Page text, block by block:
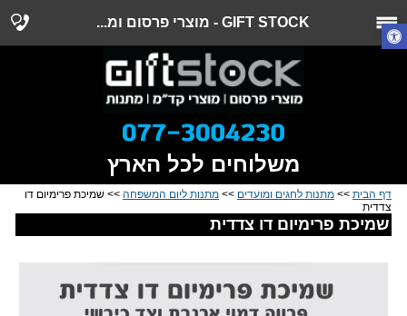
GIFT STOCK - מוצרי פרסום ומ...
משלוחים לכל הארץ
דף הבית >> מתנות לחגים ומועדים >> מתנות ליום המשפחה >> שמיכת פרימיום דו
צדדית
שמיכת פרימיום דו צדדית